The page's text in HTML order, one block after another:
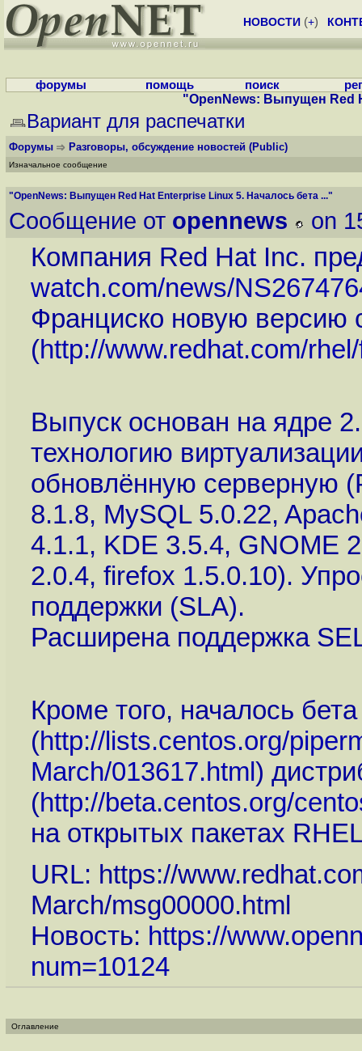
НОВОСТИ (+)
форумы помощь поиск
"OpenNews: Выпущен Red
Вариант для распечатки
Форумы Разговоры, обсуждение новостей (Public)
Изначальное сообщение
"OpenNews: Выпущен Red Hat Enterprise Linux 5. Началось бета ..."
Сообщение от opennews on
Компания Red Hat Inc.
watch.com/news/
Франциско новую версию
(http://www.redhat.com/
Выпуск основан на ядре
технологию
обновлённую серверную
8.1.8, MySQL 5.0.22,
4.1.1, KDE 3.5.4, GNOME
2.0.4, firefox 1.5.0.10).
поддержки (SLA).
Расширена поддержка
Кроме того, началось
(http://lists.centos.org/
March/013617.html)
(http://beta.centos.org/
на открытых пакетах
URL: https://
March/msg00000.html
Новость: https://
num=10124
Оглавление